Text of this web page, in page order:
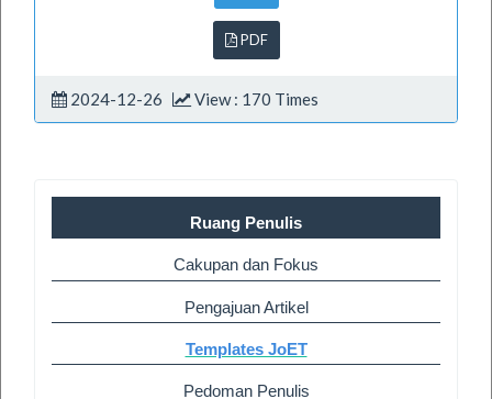
PDF
2024-12-26 View : 170 Times
Ruang Penulis
Cakupan dan Fokus
Pengajuan Artikel
Templates JoET
Pedoman Penulis